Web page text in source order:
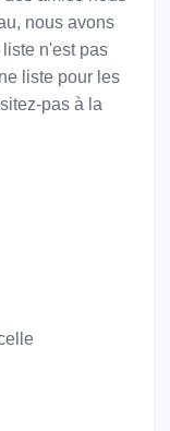
nous avons
n'est pas
liste pour les
pas à la